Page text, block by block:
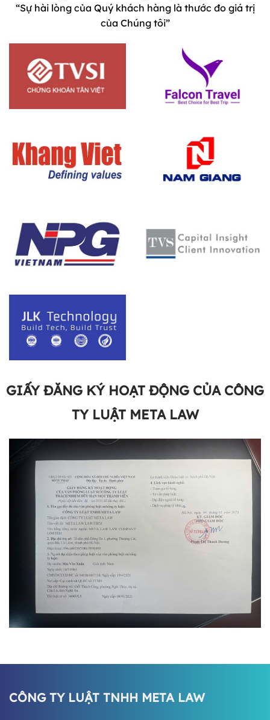
“Sự hài lòng của Quý khách hàng là thước đo giá trị
của Chúng tôi”
GIẤY ĐĂNG KÝ HOẠT ĐỘNG CỦA CÔNG
TY LUẬT META LAW
CÔNG TY LUẬT TNHH META LAW